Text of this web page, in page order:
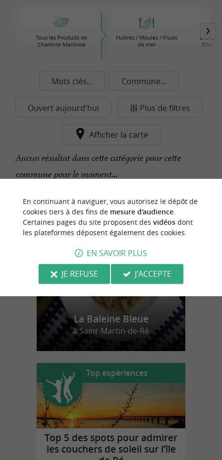
Tous les Produits de
Charente Maritime
Huîtres / Moules / Fruits
de mer
Bières /
Mots clés... Commune...
Ouvert aujourd'hui Plus de filtres
Afficher la carte
Aucun résultat dans cette catégorie pour cette
commune pour le moment...
n
o
t
r
e
c
o
u
p
d
e
c
o
e
u
r
La Baleine Bleue
à Saint-Martin-de-Ré
Top expériences
Top 5 des spots pour admirer
les couchers de soleil sur l’île
En continuant à naviguer, vous autorisez le dépôt de
cookies tiers à des fins de mesure d'audience.
Certaines pages du site proposent des vidéosdont
les plateformes déposent également des cookies.
EN SAVOIR PLUS
JE REFUSE
J'ACCEPTE